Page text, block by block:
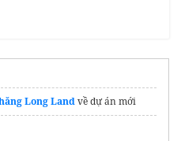
Long Landvề dự án mới